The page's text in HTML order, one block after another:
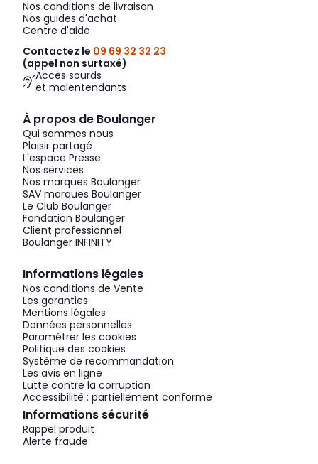
Nos conditions de livraison
Nos guides d'achat
Centre d'aide
Contactez le 09 69 32 32 23
(appel non surtaxé)
Accès sourds
et malentendants
À propos de Boulanger
Qui sommes nous
Plaisir partagé
L'espace Presse
Nos services
Nos marques Boulanger
SAV marques Boulanger
Le Club Boulanger
Fondation Boulanger
Client professionnel
Boulanger INFINITY
Informations légales
Nos conditions de Vente
Les garanties
Mentions légales
Données personnelles
Paramétrer les cookies
Politique des cookies
Système de recommandation
Les avis en ligne
Lutte contre la corruption
Accessibilité : partiellement conforme
Informations sécurité
Rappel produit
Alerte fraude